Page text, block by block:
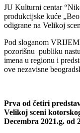
JU Kulturni centar
produkcijske kuće
odigrane na Velikoj
Pod sloganom
pozorišnu publiku
imena u regionu i
ove nezavisne
Prva od četiri
Velikoj sceni
Decembra 2021.g. od